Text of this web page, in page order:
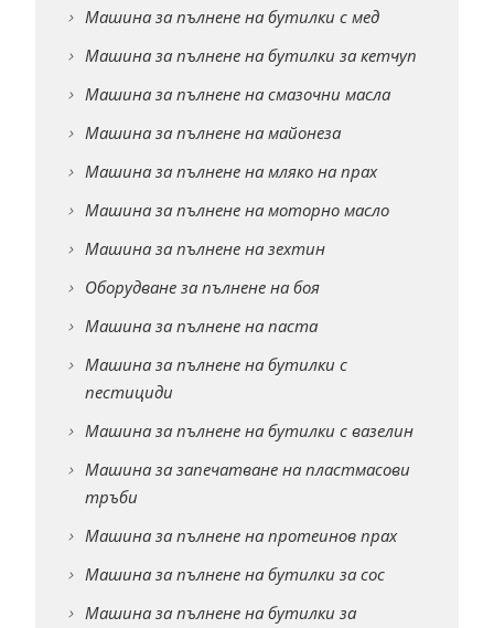
Машина за пълнене на бутилки с мед
Машина за пълнене на бутилки за кетчуп
Машина за пълнене на смазочни масла
Машина за пълнене на майонеза
Машина за пълнене на мляко на прах
Машина за пълнене на моторно масло
Машина за пълнене на зехтин
Оборудване за пълнене на боя
Машина за пълнене на паста
Машина за пълнене на бутилки с
пестициди
Машина за пълнене на бутилки с вазелин
Машина за запечатване на пластмасови
тръби
Машина за пълнене на протеинов прах
Машина за пълнене на бутилки за сос
Машина за пълнене на бутилки за